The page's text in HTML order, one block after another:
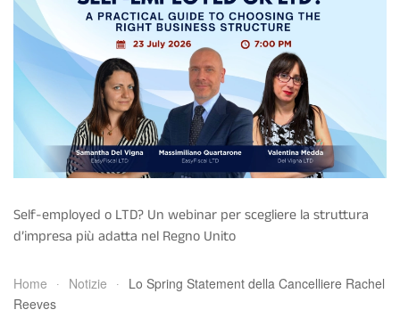
Self-employed o LTD? Un webinar per scegliere la struttura
d’impresa più adatta nel Regno Unito
Home Notizie
Lo Spring Statement della Cancelliere Rachel
Reeves